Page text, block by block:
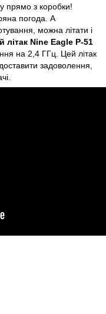
прямо з коробки!
погода. А
можна літати і
літак Nine Eagle P-51
на 2,4 ГГц. Цей літак
задоволення,